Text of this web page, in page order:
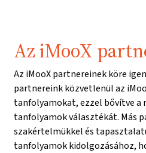
Az iMooX
Az iMooX partnereinek köre
partnereink közvetlenül az
tanfolyamokat, ezzel bővítve a
tanfolyamok választékát. Más
szakértelmükkel és
tanfolyamok kidolgozásához,